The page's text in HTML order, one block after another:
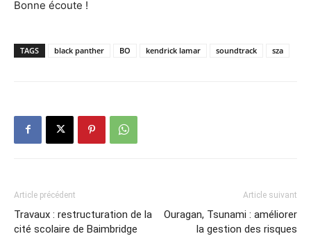
Bonne écoute !
TAGS black panther BO kendrick lamar soundtrack sza
Article précédent
Travaux : restructuration de la
cité scolaire de Baimbridge
Article suivant
Ouragan, Tsunami : améliorer
la gestion des risques